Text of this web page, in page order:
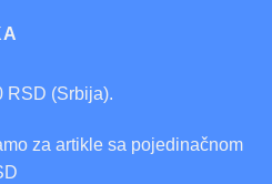
RSD (Srbija).
za artikle sa pojedinačnom